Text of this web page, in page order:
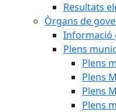
Resultats
Òrgans de
Informació
Plens
Plens
Plens
Plens
Plens